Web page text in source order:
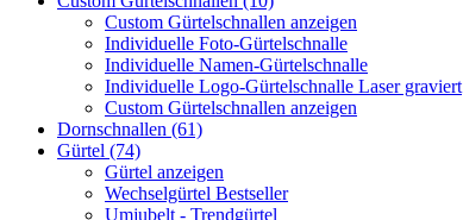
Custom Gürtelschnallen anzeigen
Individuelle Foto-Gürtelschnalle
Individuelle Namen-Gürtelschnalle
Individuelle Logo-Gürtelschnalle Laser graviert
Custom Gürtelschnallen anzeigen
Dornschnallen (61)
Gürtel (74)
Gürtel anzeigen
Wechselgürtel Bestseller
Umjubelt - Trendgürtel